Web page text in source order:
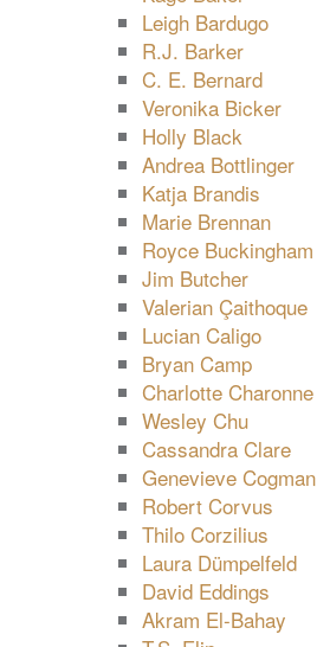
Leigh Bardugo
R.J. Barker
C. E. Bernard
Veronika Bicker
Holly Black
Andrea Bottlinger
Katja Brandis
Marie Brennan
Royce Buckingham
Jim Butcher
Valerian Çaithoque
Lucian Caligo
Bryan Camp
Charlotte Charonne
Wesley Chu
Cassandra Clare
Genevieve Cogman
Robert Corvus
Thilo Corzilius
Laura Dümpelfeld
David Eddings
Akram El-Bahay